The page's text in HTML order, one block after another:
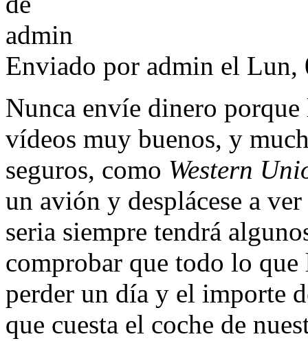
Enviado por admin el Lun,
Nunca envíe dinero
vídeos muy buenos, y
seguros, como Western
un avión y desplácese a
seria siempre tendrá
comprobar que todo lo que
perder un día y el importe
que cuesta el coche de